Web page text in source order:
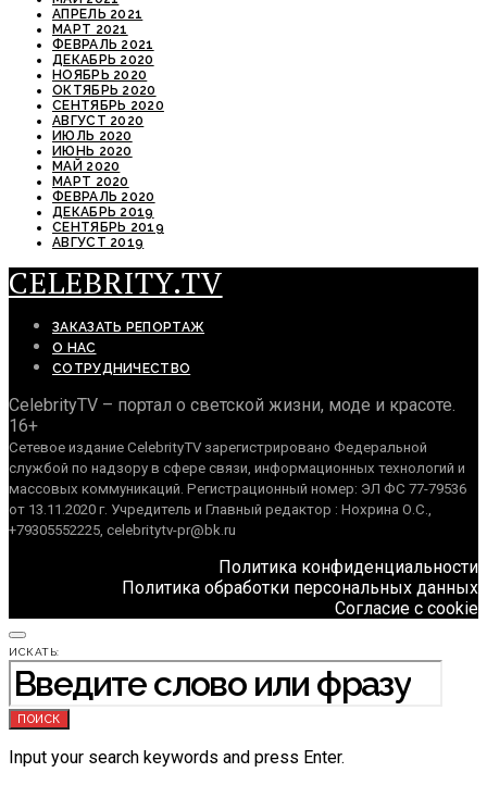
АПРЕЛЬ 2021
МАРТ 2021
ФЕВРАЛЬ 2021
ДЕКАБРЬ 2020
НОЯБРЬ 2020
ОКТЯБРЬ 2020
СЕНТЯБРЬ 2020
АВГУСТ 2020
ИЮЛЬ 2020
ИЮНЬ 2020
МАЙ 2020
МАРТ 2020
ФЕВРАЛЬ 2020
ДЕКАБРЬ 2019
СЕНТЯБРЬ 2019
АВГУСТ 2019
CELEBRITY.TV
ЗАКАЗАТЬ РЕПОРТАЖ
О НАС
СОТРУДНИЧЕСТВО
CelebrityTV – портал о светской жизни, моде и красоте.
16+
Сетевое издание CelebrityTV зарегистрировано Федеральной
службой по надзору в сфере связи, информационных технологий и
массовых коммуникаций. Регистрационный номер: ЭЛ ФС 77-79536
от 13.11.2020 г. Учредитель и Главный редактор : Нохрина О.С.,
+79305552225, celebritytv-pr@bk.ru
Политика конфиденциальности
Политика обработки персональных данных
Согласие с cookie
ИСКАТЬ:
ПОИСК
Input your search keywords and press Enter.